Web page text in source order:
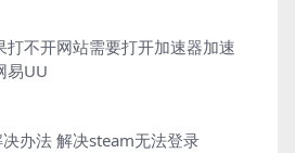
打不开网站需要打开加速器加速
易UU
办法 解决steam无法登录